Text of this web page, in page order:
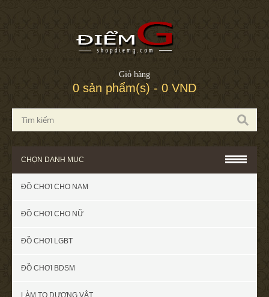
Giỏ hàng
0 sản phẩm(s) - 0 VND
CHỌN DANH MỤC
ĐỒ CHƠI CHO NAM
ĐỒ CHƠI CHO NỮ
ĐỒ CHƠI LGBT
ĐỒ CHƠI BDSM
LÀM TO DƯƠNG VẬT